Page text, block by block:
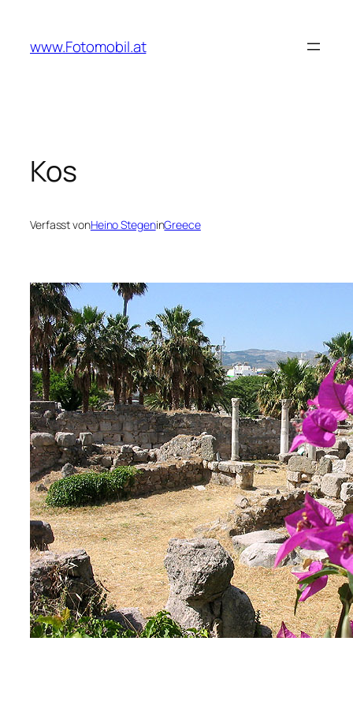
springen
www.Fotomobil.at
Kos
Verfasst vonHeino StegeninGreece